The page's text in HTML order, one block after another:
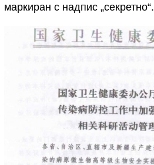
маркиран с надпис „секретно“.